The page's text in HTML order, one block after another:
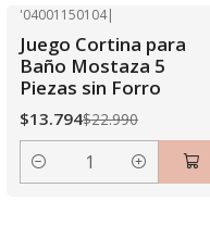
'04001150104|
Juego Cortina para
Baño Mostaza 5
Piezas sin Forro
$13.794$22.990
Cantidad